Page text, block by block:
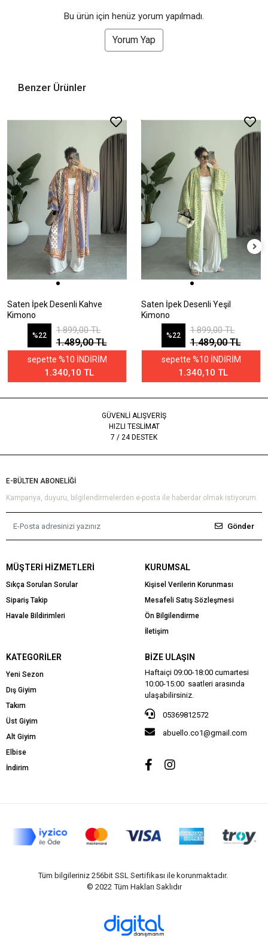
Bu ürün için henüz yorum yapılmadı.
Yorum Yap
Benzer Ürünler
Saten İpek Desenli Kahve
Kimono
%22
1.899,00 TL
1.489,00 TL
sepette %10 İNDİRİM
1.340,10 TL
Saten İpek Desenli Yeşil
Kimono
%22
1.899,00 TL
1.489,00 TL
sepette %10 İNDİRİM
1.340,10 TL
GÜVENLİ ALIŞVERİŞ
HIZLI TESLİMAT
7 / 24 DESTEK
E-BÜLTEN ABONELİĞİ
Kampanya, duyuru, bilgilendirmelerden e-posta ile haberdar olmak istiyorum.
Gönder
MÜŞTERI HIZMETLERI
Sıkça Sorulan Sorular
Sipariş Takip
Havale Bildirimleri
KURUMSAL
Kişisel Verilerin Korunması
Mesafeli Satış Sözleşmesi
Ön Bilgilendirme
İletişim
KATEGORILER
Yeni Sezon
Dış Giyim
Takım
Üst Giyim
Alt Giyim
Elbise
İndirim
BIZE ULAŞIN
Haftaiçi 09:00-18:00 cumartesi
10:00-15:00 saatleri arasında
ulaşabilirsiniz.
05369812572
abuello.co1@gmail.com
Tüm bilgileriniz 256bit SSL Sertifikası ile korunmaktadır.
© 2022 Tüm Hakları Saklıdır